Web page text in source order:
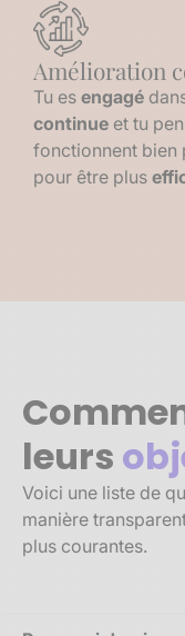
Amélioration
Tu es engagé
continue et tu
fonctionnent bien
pour être plus
leurs
Voici une liste de
manière
plus courantes.